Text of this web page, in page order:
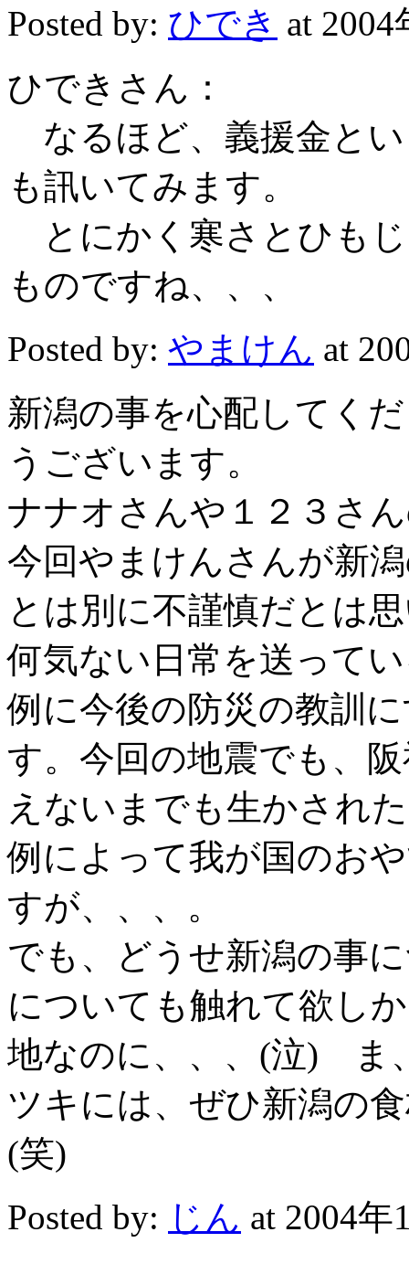
Posted by: ひでき at 2004
ひできさん：
なるほど、義援金と
も訊いてみます。
とにかく寒さとひも
ものですね、、、
Posted by: やまけん at
新潟の事を心配してく
うございます。
ナナオさんや１２３さ
今回やまけんさんが新
とは別に不謹慎だとは
何気ない日常を送って
例に今後の防災の教訓
す。今回の地震でも、
えないまでも生かされ
例によって我が国のお
すが、、、。
でも、どうせ新潟の事
についても触れて欲し
地なのに、、、(泣) ま
ツキには、ぜひ新潟の
(笑)
Posted by: じん at 2004年